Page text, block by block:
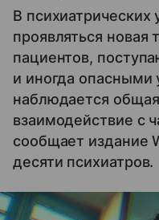
В психиатрических
проявляться новая
пациентов,
и иногда
наблюдается
взаимодействие с
сообщает издание
десяти психиатров.